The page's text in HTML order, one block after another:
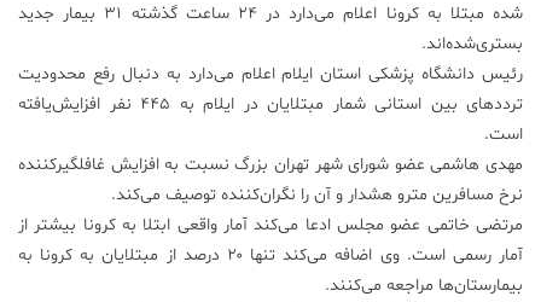
شده مبتلا به کرونا اعلام می‌دارد در ۲۴ ساعت گذشته ۳۱ بیمار جدید
بستری‌شده‌اند.
رئیس دانشگاه پزشکی استان ایلام اعلام می‌دارد به دنبال رفع محدودیت
ترددهای بین استانی شمار مبتلایان در ایلام به ۴۴۵ نفر افزایش‌یافته
است.
مهدی هاشمی عضو شورای شهر تهران بزرگ نسبت به افزایش غافلگیرکننده
نرخ مسافرین مترو هشدار و آن را نگران‌کننده توصیف می‌کند.
مرتضی خاتمی عضو مجلس ادعا می‌کند آمار واقعی ابتلا به کرونا بیشتر از
آمار رسمی است. وی اضافه می‌کند تنها ۲۰ درصد از مبتلایان به کرونا به
بیمارستان‌ها مراجعه می‌کنند.